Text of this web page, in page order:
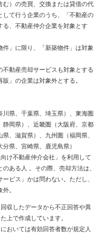
む）の売買、交換または貸借の代
して行う企業のうち、「不動産の
る、不動産仲介企業を対象とす
件」に限り、「新築物件」は対象
不動産売却サービスも対象とする
」の企業は対象外とする。
川県、千葉県、埼玉県）、東海圏
静岡県）、近畿圏（大阪府、京都
、滋賀県）、九州圏（福岡県、
県、宮崎県、鹿児島県）
け不動産仲介会社」を利用して
ある人 。その際、売却方法は、
ービス」かは問わない。ただし、
。
収したデータから不正回答や異
上で作成しています。
おいては有効回答者数が規定人